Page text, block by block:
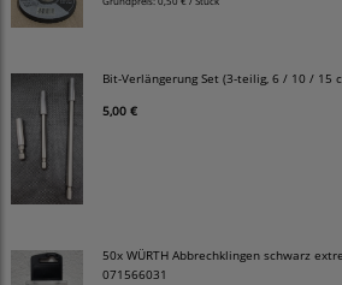
Bit-Verlängerung Set (3-teilig, 6 / 10 / 15
5,00 €
50x WÜRTH Abbrechklingen schwarz
071566031